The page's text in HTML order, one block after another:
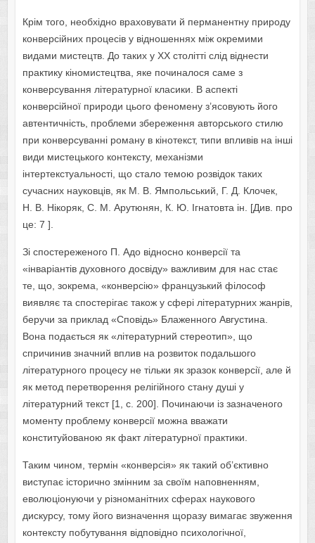
Крім того, необхідно враховувати й перманентну природу
конверсійних процесів у відношеннях між окремими
видами мистецтв. До таких у ХХ столітті слід віднести
практику кіномистецтва, яке починалося саме з
конверсування літературної класики. В аспекті
конверсійної природи цього феномену з’ясовують його
автентичність, проблеми збереження авторського стилю
при конверсуванні роману в кінотекст, типи впливів на інші
види мистецького контексту, механізми
інтертекстуальності, що стало темою розвідок таких
сучасних науковців, як М. В. Ямпольський, Г. Д. Клочек,
Н. В. Нікоряк, С. М. Арутюнян, К. Ю. Ігнатовта ін. [Див. про
це: 7 ].
Зі спостереженого П. Адо відносно конверсії та
«інваріантів духовного досвіду» важливим для нас стає
те, що, зокрема, «конверсію» французький філософ
виявляє та спостерігає також у сфері літературних жанрів,
беручи за приклад «Сповідь» Блаженного Августина.
Вона подається як «літературний стереотип», що
спричинив значний вплив на розвиток подальшого
літературного процесу не тільки як зразок конверсії, але й
як метод перетворення релігійного стану душі у
літературний текст [1, с. 200]. Починаючи із зазначеного
моменту проблему конверсії можна вважати
конституйованою як факт літературної практики.
Таким чином, термін «конверсія» як такий об’єктивно
виступає історично змінним за своїм наповненням,
еволюціонуючи у різноманітних сферах наукового
дискурсу, тому його визначення щоразу вимагає звуження
контексту побутування відповідно психологічної,